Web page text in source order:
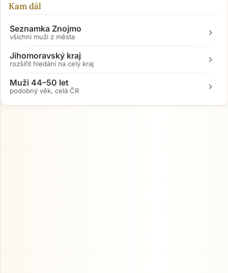
Kam dál
Seznamka Znojmo
všichni muži z města chevron_right
Jihomoravský kraj
rozšířit hledání na celý kraj chevron_right
Muži 44–50 let
podobný věk, celá ČR chevron_right